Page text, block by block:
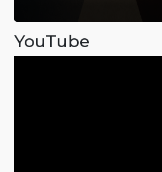
YouTube